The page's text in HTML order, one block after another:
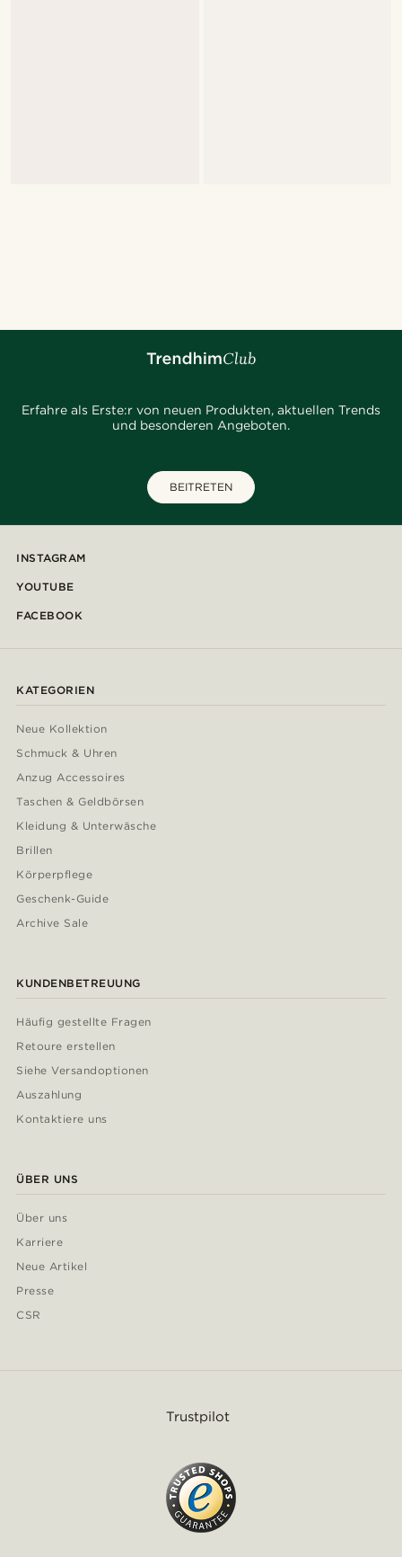
Erfahre als Erste:r von neuen Produkten, aktuellen Trends
und besonderen Angeboten.
BEITRETEN
INSTAGRAM
YOUTUBE
FACEBOOK
KATEGORIEN
Neue Kollektion
Schmuck & Uhren
Anzug Accessoires
Taschen & Geldbörsen
Kleidung & Unterwäsche
Brillen
Körperpflege
Geschenk-Guide
Archive Sale
KUNDENBETREUUNG
Häufig gestellte Fragen
Retoure erstellen
Siehe Versandoptionen
Auszahlung
Kontaktiere uns
ÜBER UNS
Über uns
Karriere
Neue Artikel
Presse
CSR
Trustpilot